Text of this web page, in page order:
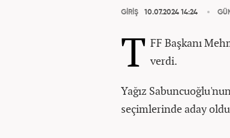
GİRİŞ 10.07.2024 14:24
T FF Başkanı
verdi.
Yağız
seçimlerinde aday